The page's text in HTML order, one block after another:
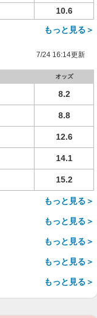
10.6
もっと見る＞
7/24 16:14更新
オッズ
8.2
8.8
12.6
14.1
15.2
もっと見る＞
もっと見る＞
もっと見る＞
もっと見る＞
もっと見る＞